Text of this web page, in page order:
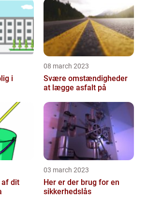
i
08 march 2023
Svære omstændigheder
at lægge asfalt på
af dit
03 march 2023
Her er der brug for en
sikkerhedslås